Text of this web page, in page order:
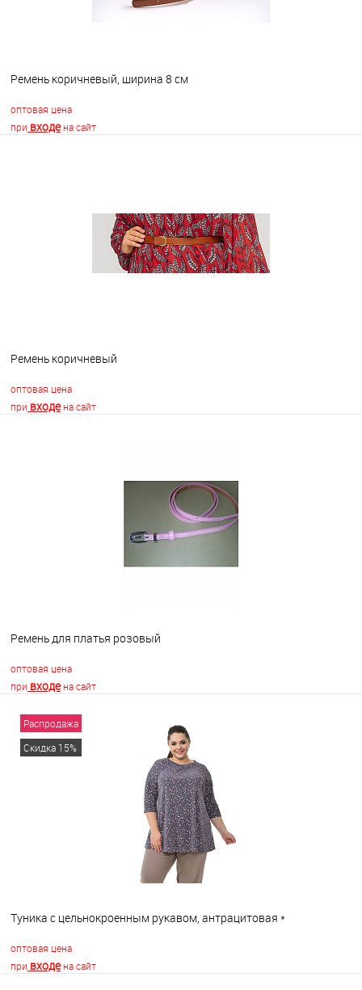
Ремень коричневый, ширина 8 см
оптовая цена
при входена сайт
В наличии
Ремень коричневый
оптовая цена
при входена сайт
Недоступно
Ремень для платья розовый
оптовая цена
при входена сайт
В корзину
Распродажа
Скидка 15%
Туника с цельнокроенным рукавом, антрацитовая *
оптовая цена
при входена сайт